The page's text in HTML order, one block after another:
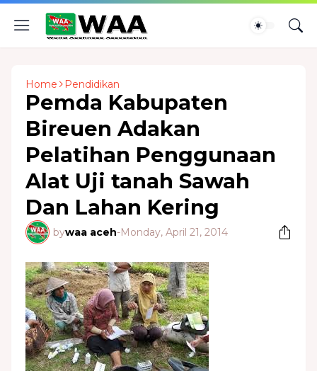
Home Pendidikan
Pemda Kabupaten
Bireuen Adakan
Pelatihan Penggunaan
Alat Uji tanah Sawah
Dan Lahan Kering
bywaa aceh-Monday, April 21, 2014